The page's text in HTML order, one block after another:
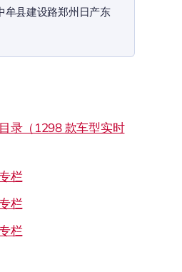
牟县建设路郑州日产东
录（1298 款车型实时
栏
栏
栏